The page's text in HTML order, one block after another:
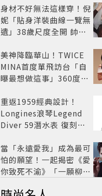
身材不好無法這樣穿！倪
妮「貼身洋裝曲線一覽無
遺」38歲尺度全開 帥氣
美神降臨華山！TWICE
MINA首度單飛訪台「自
曝最想做這事」360度0
開
重返1959經典設計！
Longines浪琴Legend
Diver 59潛水表 復刻懷
當「永遠愛我」成為最可
怕的願望！一起揭密《愛
你致死不渝》「一願柳」